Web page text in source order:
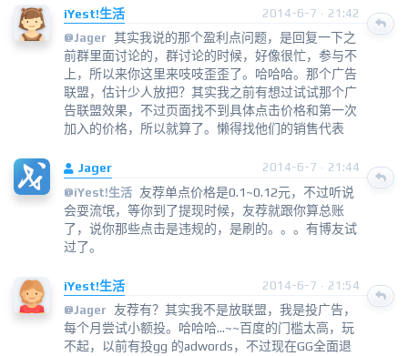
iYest!生活
2014-6-7 · 21:42
@Jager 其实我说的那个盈利点问题，是回复一下之
前群里面讨论的，群讨论的时候，好像很忙，参与不
上，所以来你这里来吱吱歪歪了。哈哈哈。那个广告
联盟，估计少人放把？其实我之前有想过试试那个广
告联盟效果，不过页面找不到具体点击价格和第一次
加入的价格，所以就算了。懒得找他们的销售代表
Jager
2014-6-7 · 21:44
@iYest!生活 友荐单点价格是0.1~0.12元，不过听说
会耍流氓，等你到了提现时候，友荐就跟你算总账
了，说你那些点击是违规的，是刷的。。。有博友试
过了。
iYest!生活
2014-6-7 · 21:54
@Jager
友荐有？其实我不是放联盟，我是投广告，
每个月尝试小额投。哈哈哈...~~百度的门槛太高，玩
不起，以前有投gg 的adwords，不过现在GG全面退